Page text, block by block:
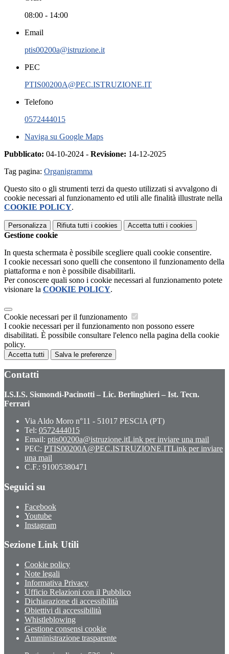
08:00 - 14:00
Email
ptis00200a@istruzione.it
PEC
PTIS00200A@PEC.ISTRUZIONE.IT
Telefono
0572444015
Naviga su Google Maps
Pubblicato: 04-10-2024 - Revisione: 14-12-2025
Tag pagina: Organigramma
Questo sito o gli strumenti terzi da questo utilizzati si avvalgono di
cookie necessari al funzionamento ed utili alle finalità illustrate nella
COOKIE POLICY.
Personalizza Rifiuta tutti i cookies Accetta tutti i cookies
Gestione cookie
In questa schermata è possibile scegliere quali cookie consentire.
I cookie necessari sono quelli che consentono il funzionamento della
piattaforma e non è possibile disabilitarli.
Per conoscere quali sono i cookie necessari al funzionamento potete
visionare la COOKIE POLICY.
Cookie necessari per il funzionamento
I cookie necessari per il funzionamento non possono essere
disabilitati. È possibile consultare l'elenco nella pagina della cookie
policy.
Accetta tutti Salva le preferenze
Contatti
I.S.I.S. Sismondi-Pacinotti – Lic. Berlinghieri – Ist. Tecn.
Ferrari
Via Aldo Moro n°11 - 51017 PESCIA (PT)
Tel: 0572444015
Email: ptis00200a@istruzione.itLink per inviare una mail
PEC: PTIS00200A@PEC.ISTRUZIONE.ITLink per inviare
una mail
C.F.: 91005380471
Seguici su
Facebook
Youtube
Instagram
Sezione Link Utili
Cookie policy
Note legali
Informativa Privacy
Ufficio Relazioni con il Pubblico
Dichiarazione di accessibilità
Obiettivi di accessibilità
Whistleblowing
Gestione consensi cookie
Amministrazione trasparente